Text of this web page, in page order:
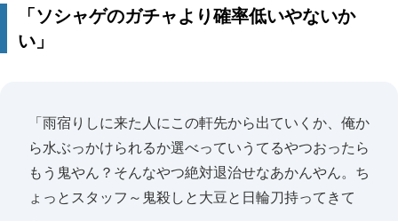
「ソシャゲのガチャより確率低いやないか
い」
「雨宿りしに来た人にこの軒先から出ていくか、俺か
ら水ぶっかけられるか選べっていうてるやつおったら
もう鬼やん？そんなやつ絶対退治せなあかんやん。ち
ょっとスタッフ～鬼殺しと大豆と日輪刀持ってきて